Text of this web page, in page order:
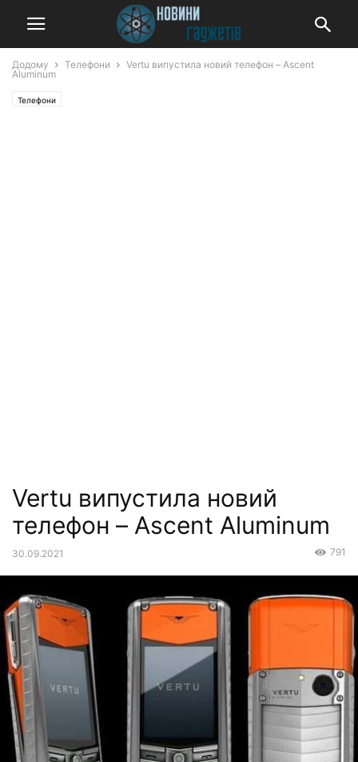
Додому Телефони
Vertu випустила новий телефон – Ascent
Aluminum
Телефони
Vertu випустила новий
телефон – Ascent Aluminum
30.09.2021 791